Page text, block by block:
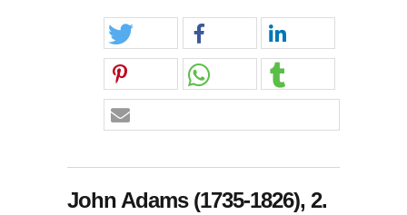
John Adams (1735-1826), 2.